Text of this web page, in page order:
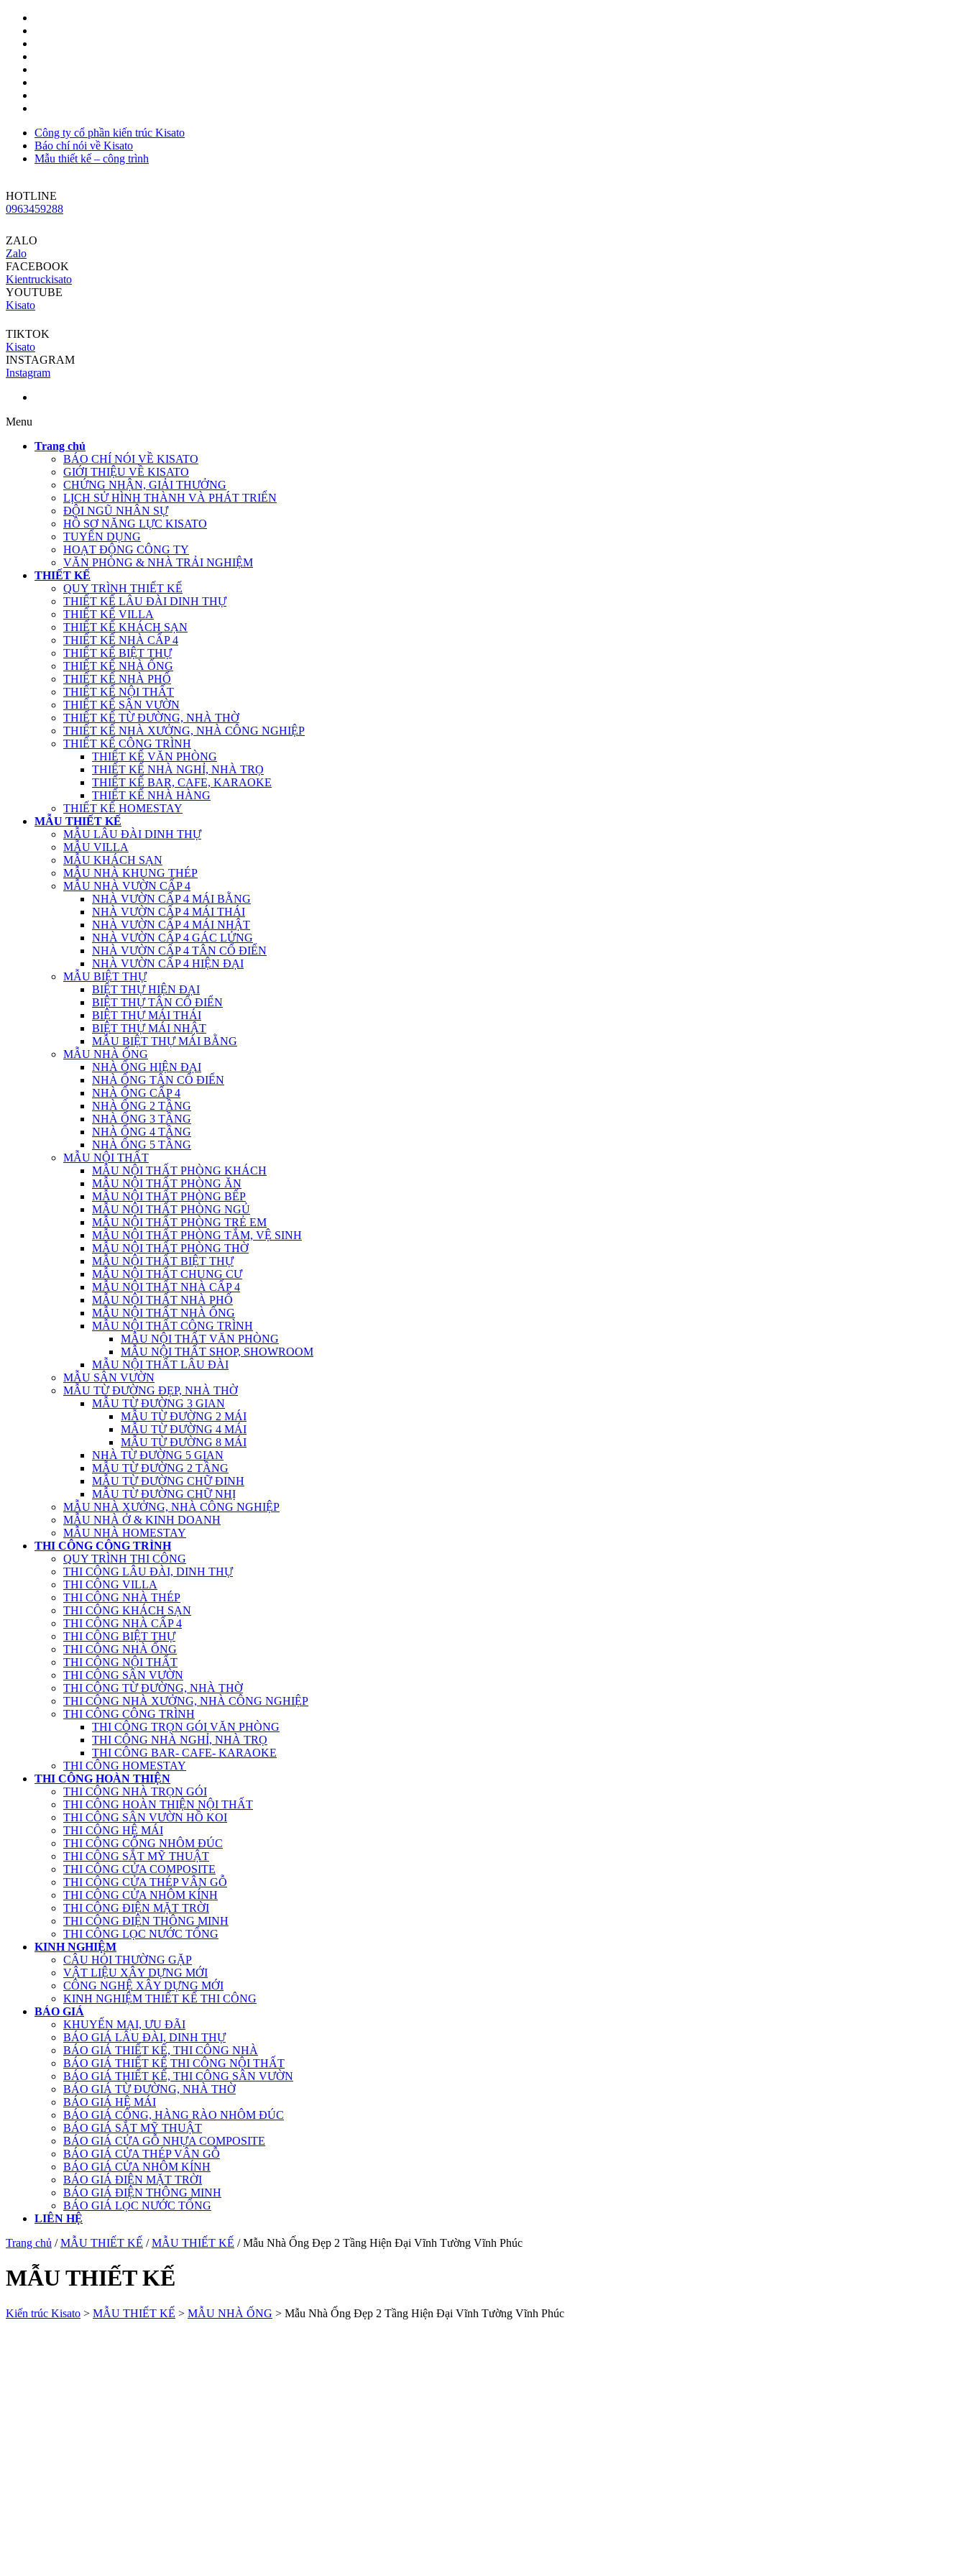
Công ty cổ phần kiến trúc Kisato
Báo chí nói về Kisato
Mẫu thiết kế – công trình
HOTLINE
0963459288
ZALO
Zalo
FACEBOOK
Kientruckisato
YOUTUBE
Kisato
TIKTOK
Kisato
INSTAGRAM
Instagram
Menu
Trang chủ
BÁO CHÍ NÓI VỀ KISATO
GIỚI THIỆU VỀ KISATO
CHỨNG NHẬN, GIẢI THƯỞNG
LỊCH SỬ HÌNH THÀNH VÀ PHÁT TRIỂN
ĐỘI NGŨ NHÂN SỰ
HỒ SƠ NĂNG LỰC KISATO
TUYỂN DỤNG
HOẠT ĐỘNG CÔNG TY
VĂN PHÒNG & NHÀ TRẢI NGHIỆM
THIẾT KẾ
QUY TRÌNH THIẾT KẾ
THIẾT KẾ LÂU ĐÀI DINH THỰ
THIẾT KẾ VILLA
THIẾT KẾ KHÁCH SẠN
THIẾT KẾ NHÀ CẤP 4
THIẾT KẾ BIỆT THỰ
THIẾT KẾ NHÀ ỐNG
THIẾT KẾ NHÀ PHỐ
THIẾT KẾ NỘI THẤT
THIẾT KẾ SÂN VƯỜN
THIẾT KẾ TỪ ĐƯỜNG, NHÀ THỜ
THIẾT KẾ NHÀ XƯỞNG, NHÀ CÔNG NGHIỆP
THIẾT KẾ CÔNG TRÌNH
THIẾT KẾ VĂN PHÒNG
THIẾT KẾ NHÀ NGHỈ, NHÀ TRỌ
THIẾT KẾ BAR, CAFE, KARAOKE
THIẾT KẾ NHÀ HÀNG
THIẾT KẾ HOMESTAY
MẪU THIẾT KẾ
MẪU LÂU ĐÀI DINH THỰ
MẪU VILLA
MẪU KHÁCH SẠN
MẪU NHÀ KHUNG THÉP
MẪU NHÀ VƯỜN CẤP 4
NHÀ VƯỜN CẤP 4 MÁI BẰNG
NHÀ VƯỜN CẤP 4 MÁI THÁI
NHÀ VƯỜN CẤP 4 MÁI NHẬT
NHÀ VƯỜN CẤP 4 GÁC LỬNG
NHÀ VƯỜN CẤP 4 TÂN CỔ ĐIỂN
NHÀ VƯỜN CẤP 4 HIỆN ĐẠI
MẪU BIỆT THỰ
BIỆT THỰ HIỆN ĐẠI
BIỆT THỰ TÂN CỔ ĐIỂN
BIỆT THỰ MÁI THÁI
BIỆT THỰ MÁI NHẬT
MẪU BIỆT THỰ MÁI BẰNG
MẪU NHÀ ỐNG
NHÀ ỐNG HIỆN ĐẠI
NHÀ ỐNG TÂN CỔ ĐIỂN
NHÀ ỐNG CẤP 4
NHÀ ỐNG 2 TẦNG
NHÀ ỐNG 3 TẦNG
NHÀ ỐNG 4 TẦNG
NHÀ ỐNG 5 TẦNG
MẪU NỘI THẤT
MẪU NỘI THẤT PHÒNG KHÁCH
MẪU NỘI THẤT PHÒNG ĂN
MẪU NỘI THẤT PHÒNG BẾP
MẪU NỘI THẤT PHÒNG NGỦ
MẪU NỘI THẤT PHÒNG TRẺ EM
MẪU NỘI THẤT PHÒNG TẮM, VỆ SINH
MẪU NỘI THẤT PHÒNG THỜ
MẪU NỘI THẤT BIỆT THỰ
MẪU NỘI THẤT CHUNG CƯ
MẪU NỘI THẤT NHÀ CẤP 4
MẪU NỘI THẤT NHÀ PHỐ
MẪU NỘI THẤT NHÀ ỐNG
MẪU NỘI THẤT CÔNG TRÌNH
MẪU NỘI THẤT VĂN PHÒNG
MẪU NỘI THẤT SHOP, SHOWROOM
MẪU NỘI THẤT LÂU ĐÀI
MẪU SÂN VƯỜN
MẪU TỪ ĐƯỜNG ĐẸP, NHÀ THỜ
MẪU TỪ ĐƯỜNG 3 GIAN
MẪU TỪ ĐƯỜNG 2 MÁI
MẪU TỪ ĐƯỜNG 4 MÁI
MẪU TỪ ĐƯỜNG 8 MÁI
NHÀ TỪ ĐƯỜNG 5 GIAN
MẪU TỪ ĐƯỜNG 2 TẦNG
MẪU TỪ ĐƯỜNG CHỮ ĐINH
MẪU TỪ ĐƯỜNG CHỮ NHỊ
MẪU NHÀ XƯỞNG, NHÀ CÔNG NGHIỆP
MẪU NHÀ Ở & KINH DOANH
MẪU NHÀ HOMESTAY
THI CÔNG CÔNG TRÌNH
QUY TRÌNH THI CÔNG
THI CÔNG LÂU ĐÀI, DINH THỰ
THI CÔNG VILLA
THI CÔNG NHÀ THÉP
THI CÔNG KHÁCH SẠN
THI CÔNG NHÀ CẤP 4
THI CÔNG BIỆT THỰ
THI CÔNG NHÀ ỐNG
THI CÔNG NỘI THẤT
THI CÔNG SÂN VƯỜN
THI CÔNG TỪ ĐƯỜNG, NHÀ THỜ
THI CÔNG NHÀ XƯỞNG, NHÀ CÔNG NGHIỆP
THI CÔNG CÔNG TRÌNH
THI CÔNG TRỌN GÓI VĂN PHÒNG
THI CÔNG NHÀ NGHỈ, NHÀ TRỌ
THI CÔNG BAR- CAFE- KARAOKE
THI CÔNG HOMESTAY
THI CÔNG HOÀN THIỆN
THI CÔNG NHÀ TRỌN GÓI
THI CÔNG HOÀN THIỆN NỘI THẤT
THI CÔNG SÂN VƯỜN HỒ KOI
THI CÔNG HỆ MÁI
THI CÔNG CỔNG NHÔM ĐÚC
THI CÔNG SẮT MỸ THUẬT
THI CÔNG CỬA COMPOSITE
THI CÔNG CỬA THÉP VÂN GỖ
THI CÔNG CỬA NHÔM KÍNH
THI CÔNG ĐIỆN MẶT TRỜI
THI CÔNG ĐIỆN THÔNG MINH
THI CÔNG LỌC NƯỚC TỔNG
KINH NGHIỆM
CÂU HỎI THƯỜNG GẶP
VẬT LIỆU XÂY DỰNG MỚI
CÔNG NGHỆ XÂY DỰNG MỚI
KINH NGHIỆM THIẾT KẾ THI CÔNG
BÁO GIÁ
KHUYẾN MẠI, ƯU ĐÃI
BÁO GIÁ LÂU ĐÀI, DINH THỰ
BÁO GIÁ THIẾT KẾ, THI CÔNG NHÀ
BÁO GIÁ THIẾT KẾ THI CÔNG NỘI THẤT
BÁO GIÁ THIẾT KẾ, THI CÔNG SÂN VƯỜN
BÁO GIÁ TỪ ĐƯỜNG, NHÀ THỜ
BÁO GIÁ HỆ MÁI
BÁO GIÁ CỔNG, HÀNG RÀO NHÔM ĐÚC
BÁO GIÁ SẮT MỸ THUẬT
BÁO GIÁ CỬA GỖ NHỰA COMPOSITE
BÁO GIÁ CỬA THÉP VÂN GỖ
BÁO GIÁ CỬA NHÔM KÍNH
BÁO GIÁ ĐIỆN MẶT TRỜI
BÁO GIÁ ĐIỆN THÔNG MINH
BÁO GIÁ LỌC NƯỚC TỔNG
LIÊN HỆ
Trang chủ /MẪU THIẾT KẾ /MẪU THIẾT KẾ / Mẫu Nhà Ống Đẹp 2 Tầng Hiện Đại Vĩnh Tường Vĩnh Phúc
MẪU THIẾT KẾ
Kiến trúc Kisato > MẪU THIẾT KẾ > MẪU NHÀ ỐNG > Mẫu Nhà Ống Đẹp 2 Tầng Hiện Đại Vĩnh Tường Vĩnh Phúc